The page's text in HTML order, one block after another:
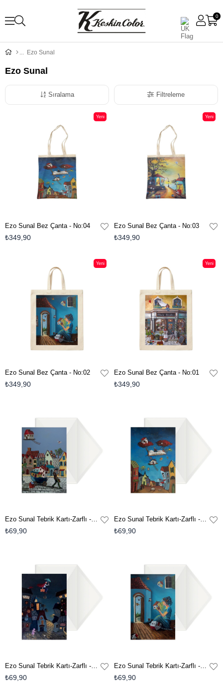
0
Ezo Sunal
Ezo Sunal
Filtreleme
Sıralama
Ezo Sunal Bez Çanta - No:04
₺349,90
Yeni
Ezo Sunal Bez Çanta - No:03
₺349,90
Yeni
Ezo Sunal Bez Çanta - No:02
₺349,90
Yeni
Ezo Sunal Bez Çanta - No:01
₺349,90
Yeni
Ezo Sunal Tebrik Kartı-Zarflı - No:8
₺69,90
Ezo Sunal Tebrik Kartı-Zarflı - No:7
₺69,90
Ezo Sunal Tebrik Kartı-Zarflı - No:6
₺69,90
Ezo Sunal Tebrik Kartı-Zarflı - No:5
₺69,90